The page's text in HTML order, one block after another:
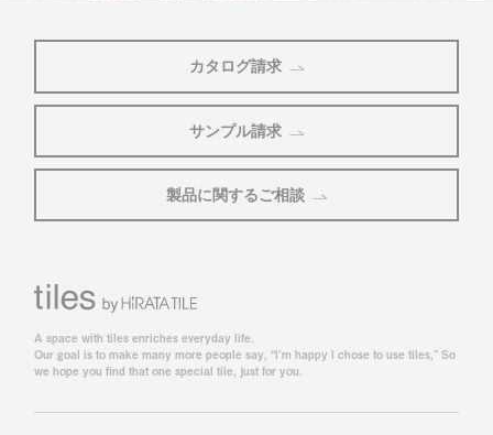
カタログ請求
サンプル請求
製品に関するご相談
A space with tiles enriches everyday life.
Our goal is to make many more people say, “I’m happy I chose to use tiles,” So
we hope you find that one special tile, just for you.